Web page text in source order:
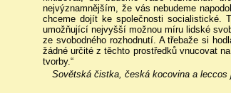
nejvýznamnějším, že vás nebudeme
chceme dojít ke společnosti socialistické.
umožňující nejvyšší možnou míru lidské
ze svobodného rozhodnutí. A třebaže si
žádné určité z těchto prostředků vnucovat
tvorby.“
Sovětská čistka, česká kocovina a